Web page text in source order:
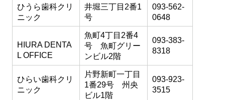
ひうら歯科クリ
ニック
井堀三丁目2番1
号
093-562-
0648
HIURA DENTA
L OFFICE
魚町4丁目2番4
号 魚町グリー
ンビル2階
093-383-
8318
ひらい歯科クリ
ニック
片野新町一丁目
1番29号 州央
ビル1階
093-923-
3515